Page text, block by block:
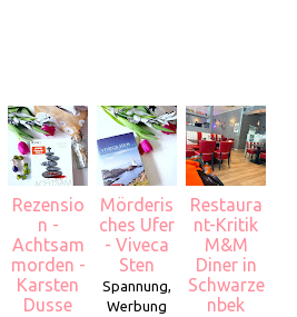
Rezensio
n -
Achtsam
morden -
Karsten
Dusse
Mörderis
ches Ufer
- Viveca
Sten
Spannung,
Werbung
Restaura
nt-Kritik
M&M
Diner in
Schwarze
nbek